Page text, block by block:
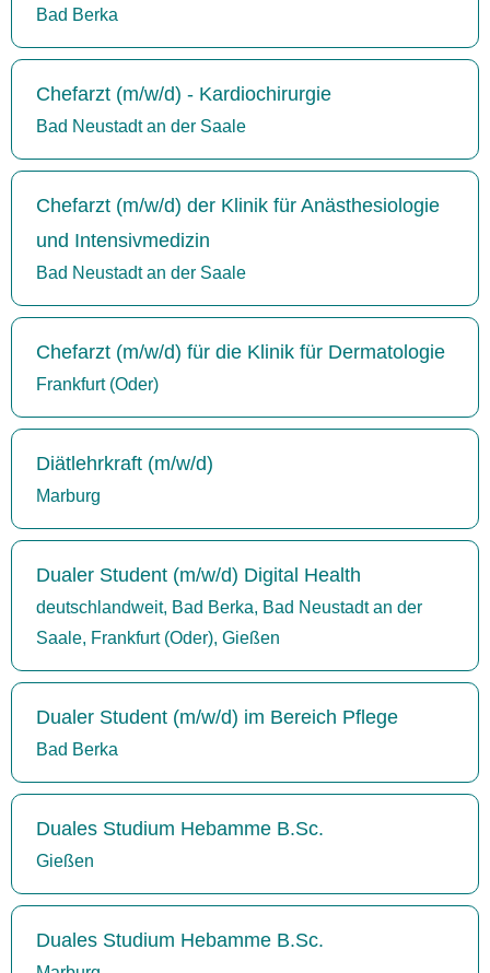
Bad Berka
Chefarzt (m/w/d) - Kardiochirurgie
Bad Neustadt an der Saale
Chefarzt (m/w/d) der Klinik für Anästhesiologie
und Intensivmedizin
Bad Neustadt an der Saale
Chefarzt (m/w/d) für die Klinik für Dermatologie
Frankfurt (Oder)
Diätlehrkraft (m/w/d)
Marburg
Dualer Student (m/w/d) Digital Health
deutschlandweit, Bad Berka, Bad Neustadt an der
Saale, Frankfurt (Oder), Gießen
Dualer Student (m/w/d) im Bereich Pflege
Bad Berka
Duales Studium Hebamme B.Sc.
Gießen
Duales Studium Hebamme B.Sc.